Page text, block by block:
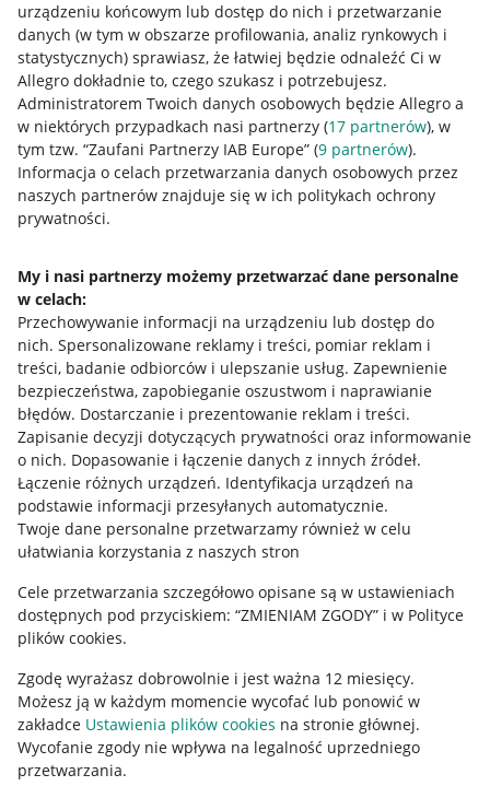
urządzeniu końcowym lub dostęp do nich i przetwarzanie
danych (w tym w obszarze profilowania, analiz rynkowych i
statystycznych) sprawiasz, że łatwiej będzie odnaleźć Ci w
Allegro dokładnie to, czego szukasz i potrzebujesz.
Administratorem Twoich danych osobowych będzie Allegro a
w niektórych przypadkach nasi partnerzy (17 partnerów), w
tym tzw. “Zaufani Partnerzy IAB Europe” (9 partnerów).
Informacja o celach przetwarzania danych osobowych przez
naszych partnerów znajduje się w ich politykach ochrony
prywatności.
My i nasi partnerzy możemy przetwarzać dane personalne
w celach:
Przechowywanie informacji na urządzeniu lub dostęp do
nich. Spersonalizowane reklamy i treści, pomiar reklam i
treści, badanie odbiorców i ulepszanie usług. Zapewnienie
bezpieczeństwa, zapobieganie oszustwom i naprawianie
błędów. Dostarczanie i prezentowanie reklam i treści.
Zapisanie decyzji dotyczących prywatności oraz informowanie
o nich. Dopasowanie i łączenie danych z innych źródeł.
Łączenie różnych urządzeń. Identyfikacja urządzeń na
podstawie informacji przesyłanych automatycznie.
Twoje dane personalne przetwarzamy również w celu
ułatwiania korzystania z naszych stron
Cele przetwarzania szczegółowo opisane są w ustawieniach
dostępnych pod przyciskiem: “ZMIENIAM ZGODY” i w Polityce
plików cookies.
Zgodę wyrażasz dobrowolnie i jest ważna 12 miesięcy.
Możesz ją w każdym momencie wycofać lub ponowić w
zakładce Ustawienia plików cookies na stronie głównej.
Wycofanie zgody nie wpływa na legalność uprzedniego
przetwarzania.
Przydatne informacje
Jak to działa
Allegro Gadane dla sprzedających
Allegro Gadane dla kupujących
Mapa miejscowości
Informacje prawne
Regulamin
Polityka plików "cookies"
Ustawienia plików "cookies"
Udostępnianie lokalizacji
Informacje dla Aktu o Usługach Cyfrowych
Pobierz aplikację